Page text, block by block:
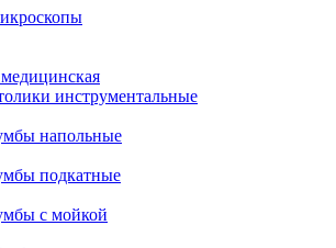
инструментальные
напольные
подкатные
с мойкой